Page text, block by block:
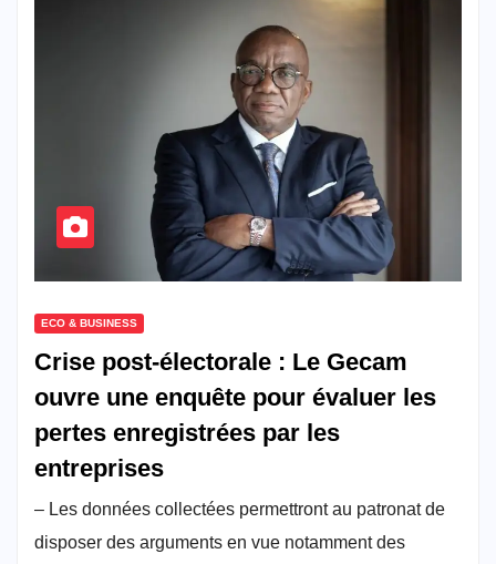
ECO & BUSINESS
Crise post-électorale : Le Gecam
ouvre une enquête pour évaluer les
pertes enregistrées par les
entreprises
– Les données collectées permettront au patronat de
disposer des arguments en vue notamment des